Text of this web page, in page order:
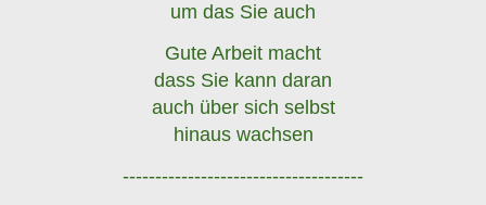
um das Sie auch
Gute Arbeit macht
dass Sie kann daran
auch über sich selbst
hinaus wachsen
-------------------------------------